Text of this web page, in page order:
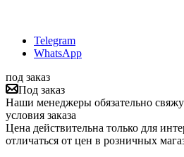
Telegram
WhatsApp
под заказ
Под заказ
Наши менеджеры обязательно
условия заказа
Цена действительна только для
отличаться от цен в розничных